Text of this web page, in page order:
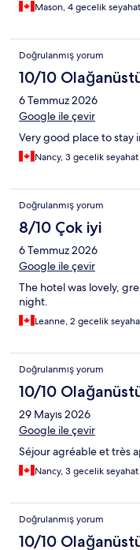
Mason, 4 gecelik seyahat
Doğrulanmış yorum
10/10
6 Temmuz 2026
Google ile çevir
Very good place to stay
Nancy, 3 gecelik seyahat
Doğrulanmış yorum
8/10 Çok iyi
6 Temmuz 2026
Google ile çevir
The hotel was lovely,
night.
Leanne, 2 gecelik
Doğrulanmış yorum
10/10
29 Mayıs 2026
Google ile çevir
Séjour agréable et très
Nancy, 3 gecelik seyahat
Doğrulanmış yorum
10/10